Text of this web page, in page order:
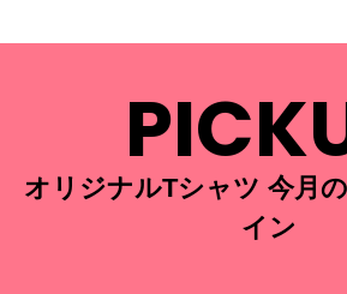
オリジナルTシャツ 今月
イン